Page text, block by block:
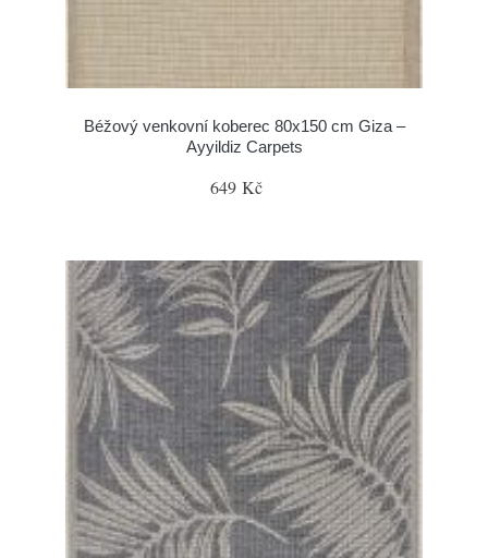
Béžový venkovní koberec 80x150 cm Giza –
Ayyildiz Carpets
649 Kč